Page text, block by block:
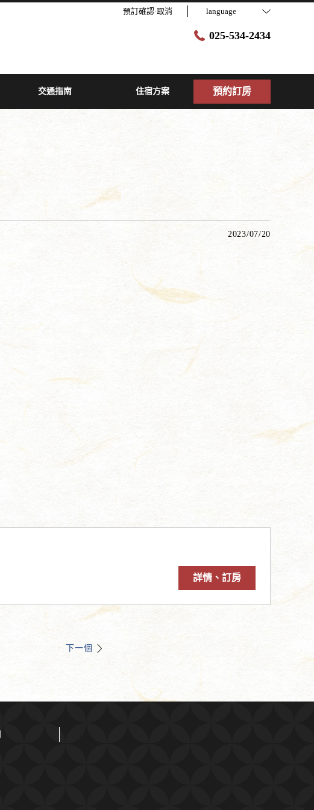
預訂確認·取消 language
025-534-2434
交通指南 住宿方案 預約訂房
2023/07/20
詳情、訂房
下一個